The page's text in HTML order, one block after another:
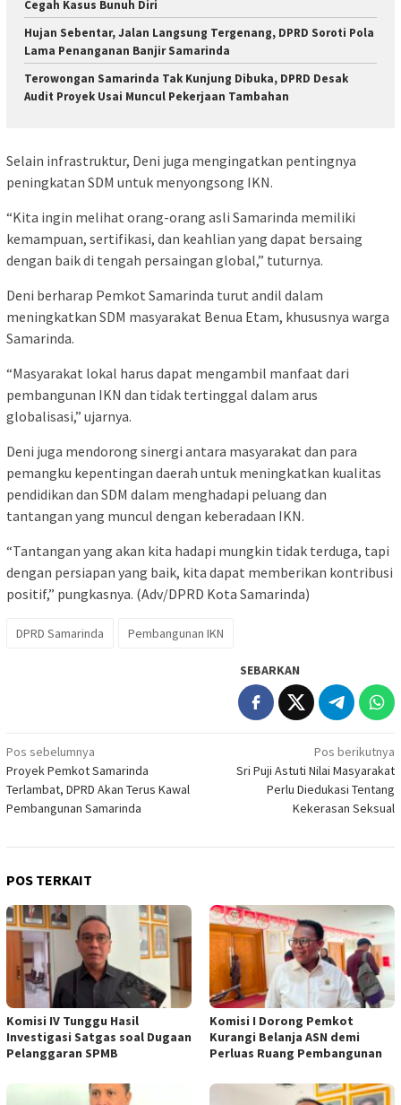
Cegah Kasus Bunuh Diri
Hujan Sebentar, Jalan Langsung Tergenang, DPRD Soroti Pola
Lama Penanganan Banjir Samarinda
Terowongan Samarinda Tak Kunjung Dibuka, DPRD Desak
Audit Proyek Usai Muncul Pekerjaan Tambahan
Selain infrastruktur, Deni juga mengingatkan pentingnya
peningkatan SDM untuk menyongsong IKN.
“Kita ingin melihat orang-orang asli Samarinda memiliki
kemampuan, sertifikasi, dan keahlian yang dapat bersaing
dengan baik di tengah persaingan global,” tuturnya.
Deni berharap Pemkot Samarinda turut andil dalam
meningkatkan SDM masyarakat Benua Etam, khususnya warga
Samarinda.
“Masyarakat lokal harus dapat mengambil manfaat dari
pembangunan IKN dan tidak tertinggal dalam arus
globalisasi,” ujarnya.
Deni juga mendorong sinergi antara masyarakat dan para
pemangku kepentingan daerah untuk meningkatkan kualitas
pendidikan dan SDM dalam menghadapi peluang dan
tantangan yang muncul dengan keberadaan IKN.
“Tantangan yang akan kita hadapi mungkin tidak terduga, tapi
dengan persiapan yang baik, kita dapat memberikan kontribusi
positif,” pungkasnya. (Adv/DPRD Kota Samarinda)
DPRD Samarinda Pembangunan IKN
SEBARKAN
Navigasi
pos
Pos sebelumnya
Proyek Pemkot Samarinda
Terlambat, DPRD Akan Terus Kawal
Pembangunan Samarinda
Pos berikutnya
Sri Puji Astuti Nilai Masyarakat
Perlu Diedukasi Tentang
Kekerasan Seksual
POS TERKAIT
Komisi IV Tunggu Hasil
Investigasi Satgas soal Dugaan
Pelanggaran SPMB
Komisi I Dorong Pemkot
Kurangi Belanja ASN demi
Perluas Ruang Pembangunan